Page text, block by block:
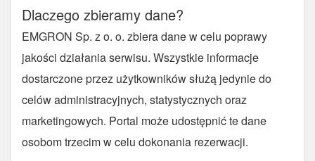
Dlaczego zbieramy dane?
EMGRON Sp. z o. o. zbiera dane w celu poprawy
jakości działania serwisu. Wszystkie informacje
dostarczone przez użytkowników służą jedynie do
celów administracyjnych, statystycznych oraz
marketingowych. Portal może udostępnić te dane
osobom trzecim w celu dokonania rezerwacji.